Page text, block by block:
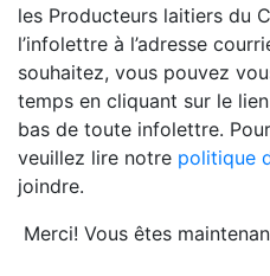
les Producteurs laitiers du
l’infolettre à l’adresse
souhaitez, vous pouvez
temps en cliquant sur le
bas de toute infolettre.
veuillez lire notre politique
joindre.
Merci! Vous êtes